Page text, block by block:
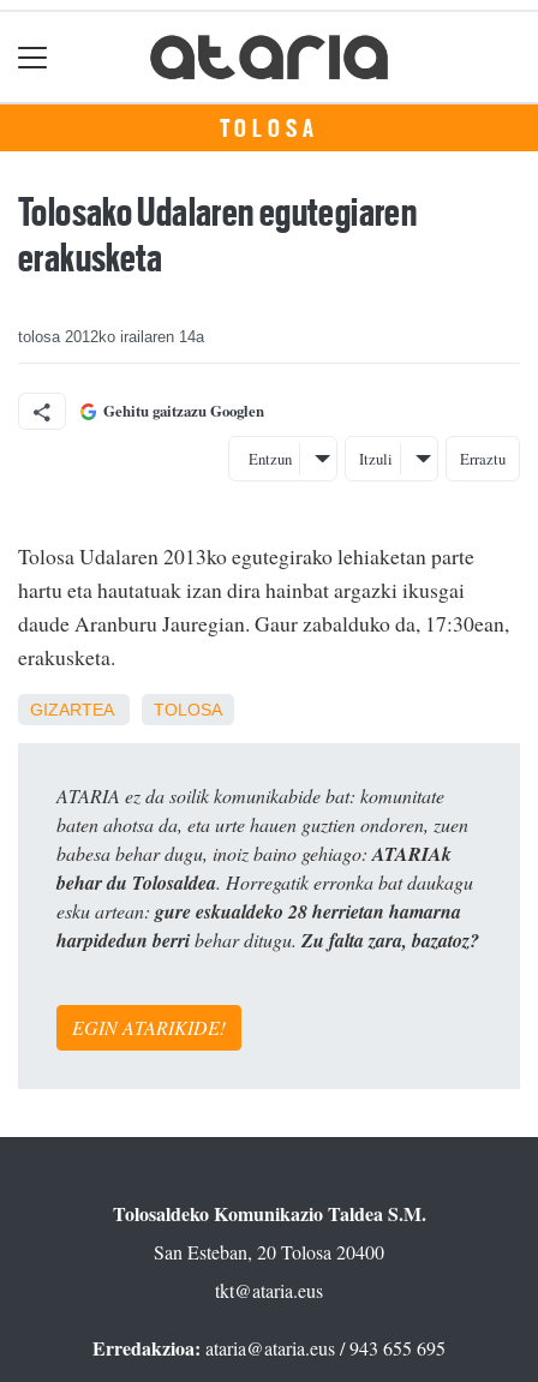
TOLOSA
Tolosako Udalaren egutegiaren
erakusketa
tolosa 2012ko irailaren 14a
Gehitu gaitzazu Googlen
Entzun Itzuli Erraztu
Tolosa Udalaren 2013ko egutegirako lehiaketan parte
hartu eta hautatuak izan dira hainbat argazki ikusgai
daude Aranburu Jauregian. Gaur zabalduko da, 17:30ean,
erakusketa.
GIZARTEA TOLOSA
ATARIA ez da soilik komunikabide bat: komunitate
baten ahotsa da, eta urte hauen guztien ondoren, zuen
babesa behar dugu, inoiz baino gehiago: ATARIAk
behar du Tolosaldea. Horregatik erronka bat daukagu
esku artean: gure eskualdeko 28 herrietan hamarna
harpidedun berribehar ditugu. Zu falta zara, bazatoz?
EGIN ATARIKIDE!
Tolosaldeko Komunikazio Taldea S.M.
San Esteban, 20 Tolosa 20400
tkt@ataria.eus
Erredakzioa: ataria@ataria.eus/ 943 655 695